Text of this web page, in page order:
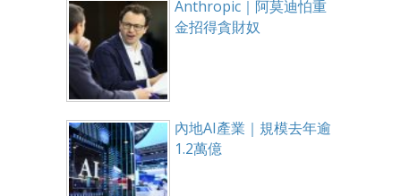
Anthropic｜阿莫迪怕重
金招得貪財奴
內地AI產業｜規模去年逾
1.2萬億